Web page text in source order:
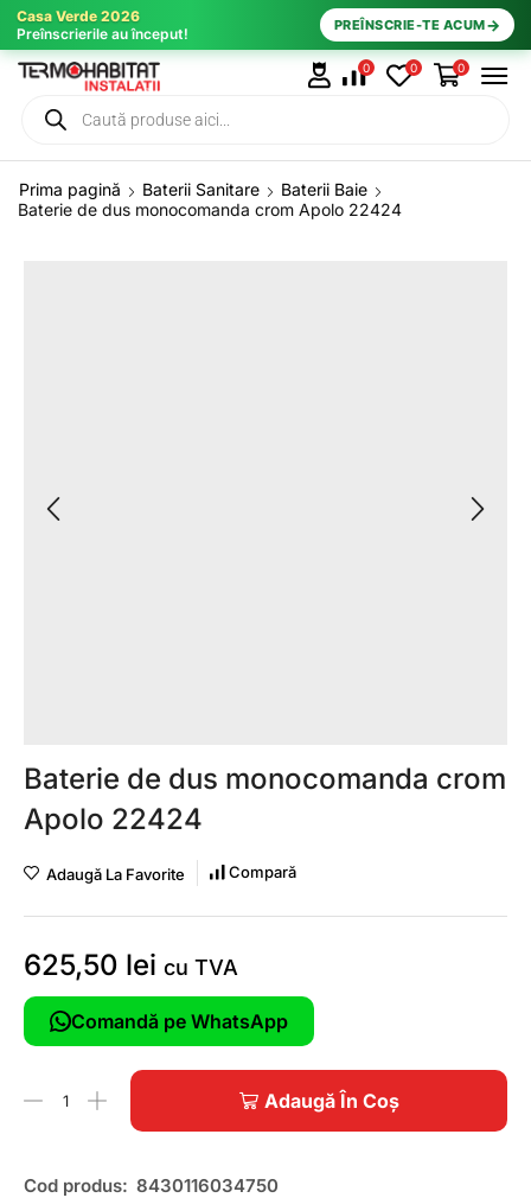
Casa Verde 2026
Preînscrierile au început!
PREÎNSCRIE-TE ACUM→
0 0 0
Prima pagină Baterii Sanitare
Baterii Baie
Baterie de dus monocomanda crom Apolo 22424
Baterie de dus monocomanda crom
Apolo 22424
Adaugă La Favorite Compară
625,50 lei cu TVA
Comandă pe WhatsApp
Adaugă În Coș
Cod produs: 8430116034750